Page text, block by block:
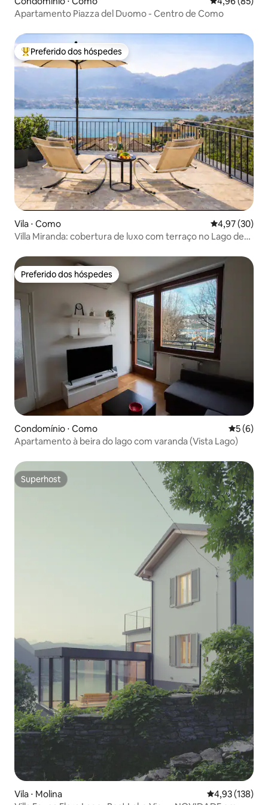
Apartamento Piazza del Duomo - Centro de Como
Entre os melhores preferidos dos hóspedes
Preferido dos hóspedes
Vila ⋅ Como 4,97 de uma
4,97 (30)
Villa Miranda: cobertura de luxo com terraço no Lago de
Preferido dos hóspedes
Preferido dos hóspedes
Condomínio ⋅ Como 5 de
5 (6)
Apartamento à beira do lago com varanda (Vista Lago)
Superhost
Superhost
Vila ⋅ Molina 4,93 de uma
4,93 (138)